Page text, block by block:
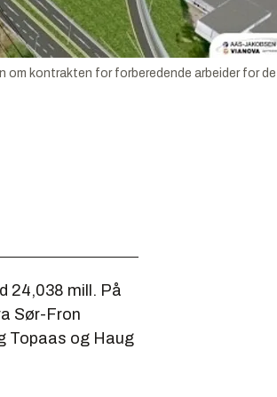
om kontrakten for forberedende arbeider for de
24,038 mill. På
Sør-Fron
Topaas og Haug